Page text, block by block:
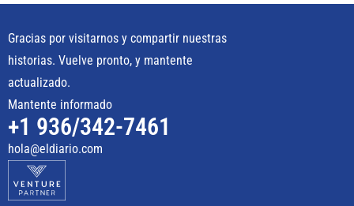
Gracias por visitarnos y compartir nuestras
historias. Vuelve pronto, y mantente
actualizado.
Mantente informado
+1 936/342-7461
hola@eldiario.com